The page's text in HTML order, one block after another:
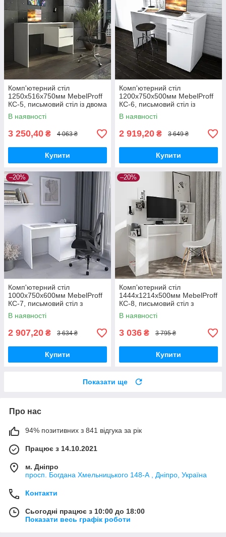
Комп'ютерний стіл
1250х516х750мм MebelProff
КС-5, письмовий стіл із двома
шухлядами
В наявності
3 250,40 ₴ 4 063 ₴
Купити
Комп'ютерний стіл
1200х750х500мм MebelProff
КС-6, письмовий стіл із
тумбою та висувним ящиком
В наявності
2 919,20 ₴ 3 649 ₴
Купити
–20%
Комп'ютерний стіл
1000х750х600мм MebelProff
КС-7, письмовий стіл з
тумбою та висувним ящиком,
фасади без ручок
В наявності
2 907,20 ₴ 3 634 ₴
Купити
–20%
Комп'ютерний стіл
1444х1214х500мм MebelProff
КС-8, письмовий стіл з
полицями, стіл-стелаж
В наявності
3 036 ₴ 3 795 ₴
Купити
Показати ще
Про нас
94% позитивних з 841 відгука за рік
Працює з 14.10.2021
м. Дніпро
просп. Богдана Хмельницького 148-А , Дніпро, Україна
Контакти
Сьогодні працює з 10:00 до 18:00
Показати весь графік роботи